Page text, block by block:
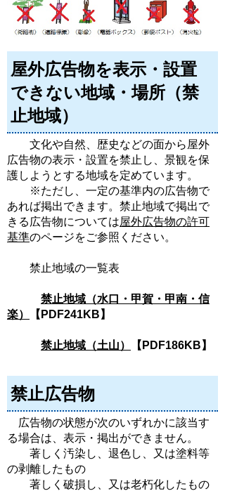
屋外広告物を表示・設置
できない地域・場所（禁
止地域）
文化や自然、歴史などの面から屋外
広告物の表示・設置を禁止し、景観を保
護しようとする地域を定めています。
※ただし、一定の基準内の広告物で
あれば掲出できます。禁止地域で掲出で
きる広告物については屋外広告物の許可
基準のページをご参照ください。
禁止地域の一覧表
禁止地域（水口・甲賀・甲南・信
楽）
【PDF241KB】
禁止地域（土山） 【PDF186KB】
禁止広告物
広告物の状態が次のいずれかに該当す
る場合は、表示・掲出ができません。
著しく汚染し、退色し、又は塗料等
の剥離したもの
著しく破損し、又は老朽化したもの